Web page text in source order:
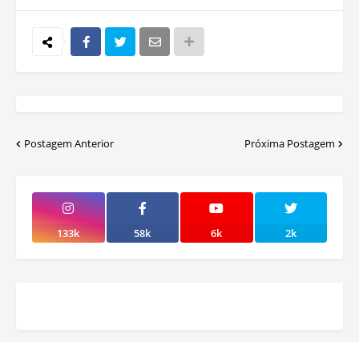
Postagem Anterior Próxima Postagem
133k 58k 6k 2k